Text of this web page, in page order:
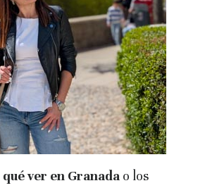
qué ver en Granada o los